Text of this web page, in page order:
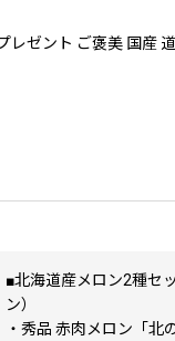
ゼント ご褒美 国産
■北海道産メロン2種セ
ン）
・秀品 赤肉メロン「北